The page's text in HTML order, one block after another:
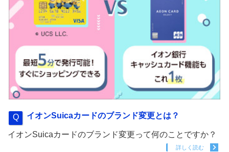
イオンSuicaカードのブランド変更とは？
イオンSuicaカードのブランド変更って何のことですか？
詳しく読む